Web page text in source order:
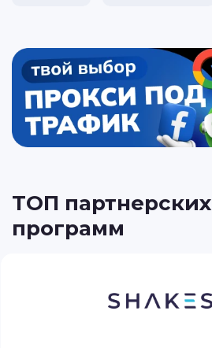
ТОП партнерских
программ